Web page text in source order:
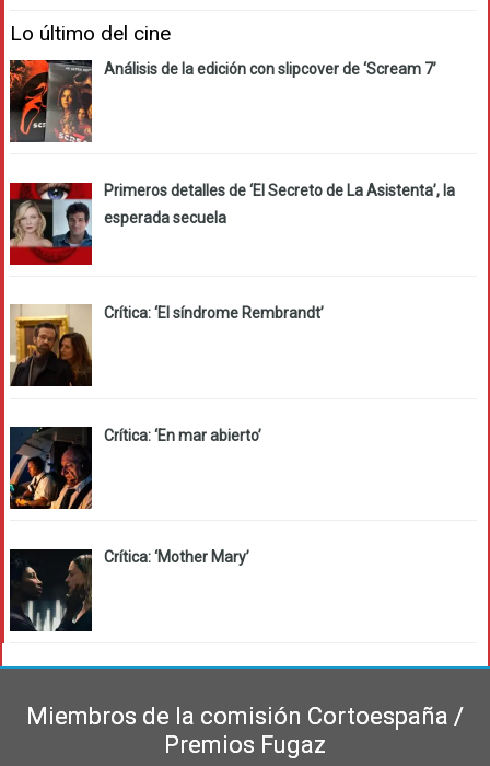
Lo último del cine
Análisis de la edición con slipcover de ‘Scream 7’
Primeros detalles de ‘El Secreto de La Asistenta’, la
esperada secuela
Crítica: ‘El síndrome Rembrandt’
Crítica: ‘En mar abierto’
Crítica: ‘Mother Mary’
Miembros de la comisión Cortoespaña /
Premios Fugaz